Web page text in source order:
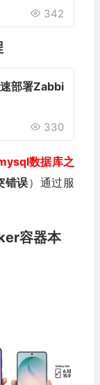
342
部署Zabbi
330
数据库之
错误）通过服
容器本